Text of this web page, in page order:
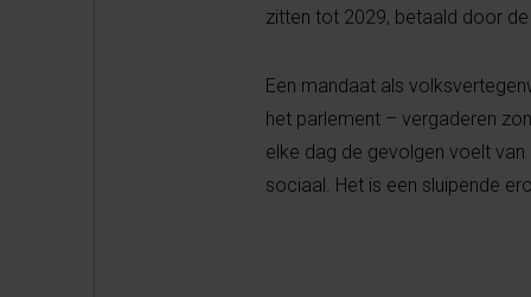
zitten tot 2029, betaald door
Een mandaat als
het parlement – vergaderen
elke dag de gevolgen voelt
sociaal. Het is een sluipende